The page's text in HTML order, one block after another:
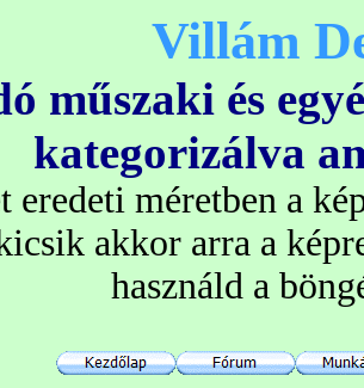
Villám
műszaki és
kategorizálva
eredeti méretben a
akkor arra a
használd a